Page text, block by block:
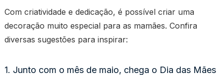
Com criatividade e dedicação, é possível criar uma
decoração muito especial para as mamães. Confira
diversas sugestões para inspirar:
1. Junto com o mês de maio, chega o Dia das Mães